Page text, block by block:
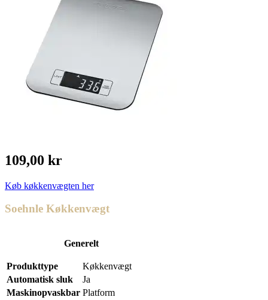
109,00 kr
Køb køkkenvægten her
Soehnle Køkkenvægt
Generelt
Produkttype
Køkkenvægt
Automatisk sluk
Ja
Maskinopvaskbar Platform